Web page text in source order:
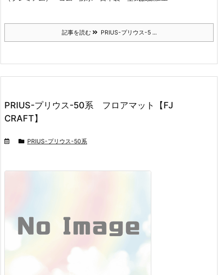
記事を読む PRIUS-プリウス-5 ...
PRIUS-プリウス-50系 フロアマット【FJ
CRAFT】
PRIUS-プリウス-50系